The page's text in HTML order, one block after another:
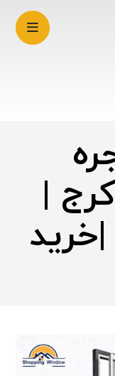
|
قیمت upvc |خرید